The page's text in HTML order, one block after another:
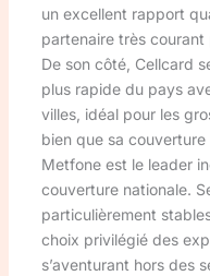
un excellent rapport
partenaire très courant
De son côté, Cellcard
plus rapide du pays
villes, idéal pour les
bien que sa couverture
Metfone est le leader
couverture nationale.
particulièrement
choix privilégié des
s’aventurant hors des